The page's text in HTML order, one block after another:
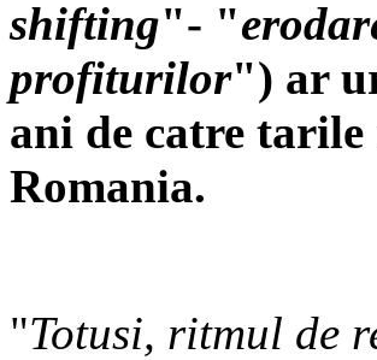
shifting"- "
profiturilor") ar
ani de catre
Romania.
"Totusi, ritmul de